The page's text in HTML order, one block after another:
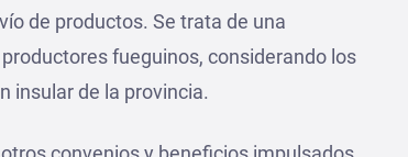
de productos. Se trata de una
fueguinos, considerando los
insular de la provincia.